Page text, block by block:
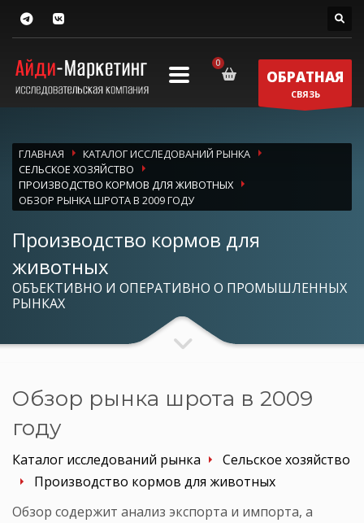
ОБРАТНАЯ
СВЯЗЬ
ГЛАВНАЯ
КАТАЛОГ ИССЛЕДОВАНИЙ РЫНКА
СЕЛЬСКОЕ ХОЗЯЙСТВО
ПРОИЗВОДСТВО КОРМОВ ДЛЯ ЖИВОТНЫХ
ОБЗОР РЫНКА ШРОТА В 2009 ГОДУ
Производство кормов для
животных
ОБЪЕКТИВНО И ОПЕРАТИВНО О ПРОМЫШЛЕННЫХ
РЫНКАХ
Обзор рынка шрота в 2009
году
Каталог исследований рынка
Сельское хозяйство
Производство кормов для животных
Обзор содержит анализ экспорта и импорта, а